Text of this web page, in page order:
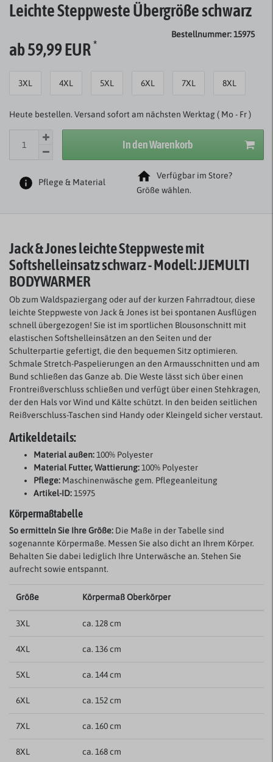
Leichte Steppweste Übergröße schwarz
Bestellnummer: 15975
ab 59,99 EUR*
3XL 4XL 5XL 6XL 7XL 8XL
Heute bestellen. Versand sofort am nächsten Werktag ( Mo - Fr )
In den Warenkorb
Pflege & Material
Verfügbar im Store?
Größe wählen.
Jack & Jones leichte Steppweste mit
Softshelleinsatz schwarz - Modell: JJEMULTI
BODYWARMER
Ob zum Waldspaziergang oder auf der kurzen Fahrradtour, diese
leichte Steppweste von Jack & Jones ist bei spontanen Ausflügen
schnell übergezogen! Sie ist im sportlichen Blousonschnitt mit
elastischen Softshelleinsätzen an den Seiten und der
Schulterpartie gefertigt, die den bequemen Sitz optimieren.
Schmale Stretch-Paspelierungen an den Armausschnitten und am
Bund schließen das Ganze ab. Die Weste lässt sich über einen
Frontreißverschluss schließen und verfügt über einen Stehkragen,
der den Hals vor Wind und Kälte schützt. In den beiden seitlichen
Reißverschluss-Taschen sind Handy oder Kleingeld sicher verstaut.
Artikeldetails:
Material außen:100% Polyester
Material Futter, Wattierung:100% Polyester
Pflege: Maschinenwäsche gem. Pflegeanleitung
Artikel-ID:15975
Körpermaßtabelle
So ermitteln Sie Ihre Größe: Die Maße in der Tabelle sind
sogenannte Körpermaße. Messen Sie also dicht an Ihrem Körper.
Behalten Sie dabei lediglich Ihre Unterwäsche an. Stehen Sie
aufrecht sowie entspannt.
Größe Körpermaß Oberkörper
3XL ca. 128 cm
4XL ca. 136 cm
5XL ca. 144 cm
6XL ca. 152 cm
7XL ca. 160 cm
8XL ca. 168 cm